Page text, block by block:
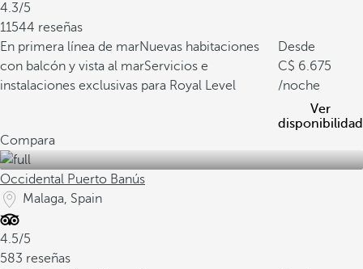
4.3/5
11544 reseñas
En primera línea de marNuevas habitaciones
con balcón y vista al marServicios e
instalaciones exclusivas para Royal Level
Desde
6.675
/noche
Ver
disponibilidad
Compara
Occidental Puerto Banús
Malaga, Spain
4.5/5
583 reseñas